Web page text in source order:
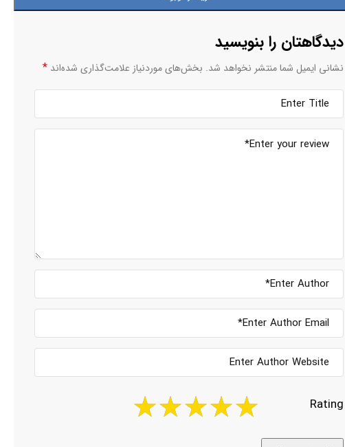
دیدگاهتان را بنویسید
نشانی ایمیل شما منتشر نخواهد شد. بخش‌های موردنیاز علامت‌گذاری شده‌اند*
Rating